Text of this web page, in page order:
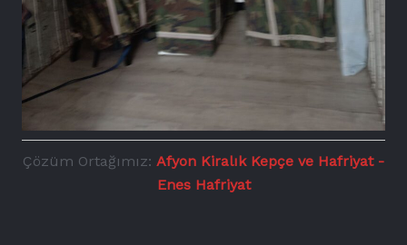
Çözüm Ortağımız: Afyon Kiralık Kepçe ve Hafriyat -
Enes Hafriyat